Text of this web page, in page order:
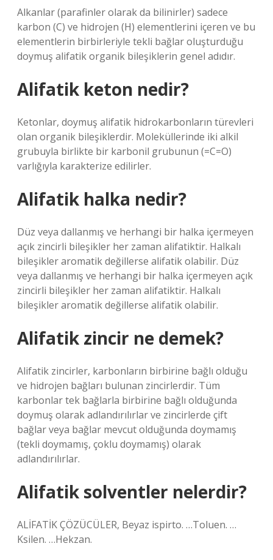
Alkanlar (parafinler olarak da bilinirler) sadece
karbon (C) ve hidrojen (H) elementlerini içeren ve bu
elementlerin birbirleriyle tekli bağlar oluşturduğu
doymuş alifatik organik bileşiklerin genel adıdır.
Alifatik keton nedir?
Ketonlar, doymuş alifatik hidrokarbonların türevleri
olan organik bileşiklerdir. Moleküllerinde iki alkil
grubuyla birlikte bir karbonil grubunun (=C=O)
varlığıyla karakterize edilirler.
Alifatik halka nedir?
Düz veya dallanmış ve herhangi bir halka içermeyen
açık zincirli bileşikler her zaman alifatiktir. Halkalı
bileşikler aromatik değillerse alifatik olabilir. Düz
veya dallanmış ve herhangi bir halka içermeyen açık
zincirli bileşikler her zaman alifatiktir. Halkalı
bileşikler aromatik değillerse alifatik olabilir.
Alifatik zincir ne demek?
Alifatik zincirler, karbonların birbirine bağlı olduğu
ve hidrojen bağları bulunan zincirlerdir. Tüm
karbonlar tek bağlarla birbirine bağlı olduğunda
doymuş olarak adlandırılırlar ve zincirlerde çift
bağlar veya bağlar mevcut olduğunda doymamış
(tekli doymamış, çoklu doymamış) olarak
adlandırılırlar.
Alifatik solventler nelerdir?
ALİFATİK ÇÖZÜCÜLER, Beyaz ispirto. …Toluen. …
Ksilen. …Hekzan.